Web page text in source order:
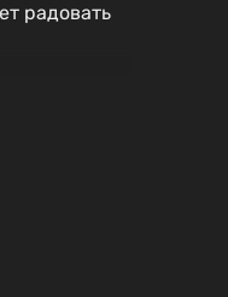
радовать